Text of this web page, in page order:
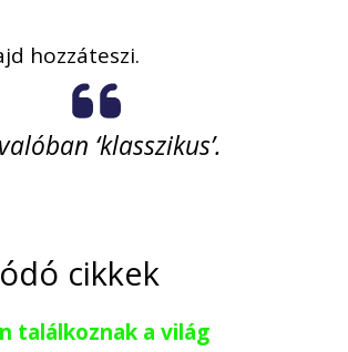
hozzáteszi.
‘klasszikus’.
cikkek
találkoznak a világ